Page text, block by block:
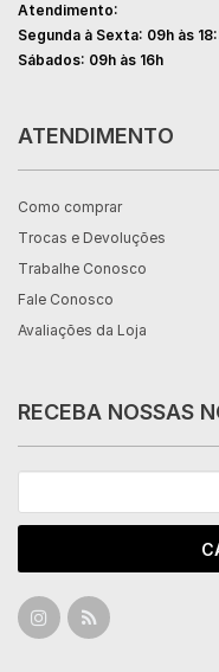
Atendimento:
Segunda à Sexta: 09h às
Sábados: 09h às 16h
ATENDIMENTO
Como comprar
Trocas e Devoluções
Trabalhe Conosco
Fale Conosco
Avaliações da Loja
RECEBA NOSSAS